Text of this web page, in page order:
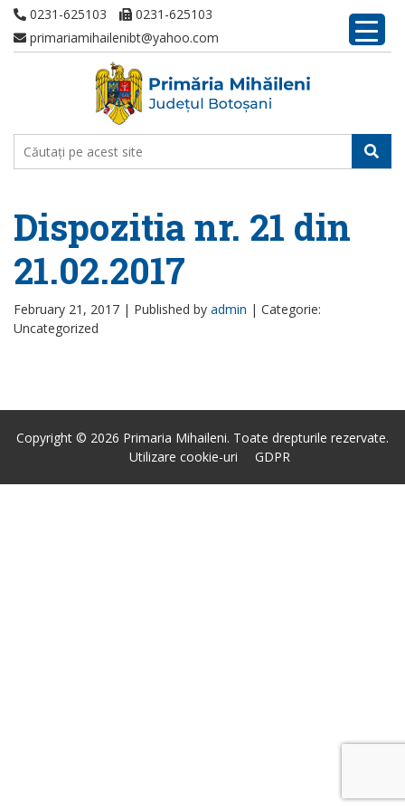
0231-625103
0231-625103
primariamihailenibt@yahoo.com
Dispozitia nr. 21 din
21.02.2017
February 21, 2017 | Published by admin | Categorie:
Uncategorized
Copyright © 2026 Primaria Mihaileni. Toate drepturile rezervate.
Utilizare cookie-uri
GDPR